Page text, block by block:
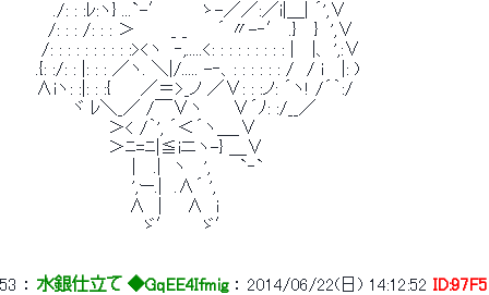
./: : :ﾚ:ヽ} ...`-′　　　ゝ-／／:／i|＿| ´',∨
/: : : /: : : ＞　　　_ _　 　´ 〃-‐′ .}　 }　',∨
/: : : : : : : : : :><ヽ　‐,.....<: : : : : : : : : |　 |、 ',:∨
.{: :/: : |: : : ／ヽ. ＼|/..... -‐、: : : : : : /　/ i　 |: )
∧iヽ: :|: : :{　　 ／＝>_ノ ／∨: : :ノ: ´ヽ! /´｀:/
ヾ ﾚ＼_／ /￣∨ヽ　　 ∨´ﾉ: :/__／
＞< /｀', ´＜´ヽ＿_∨
＞ﾆ=ﾆ|≦iニヽ-} ＿∨
|　 .|　ヽ　 ',　　 `‐`
',ー.|　.∧´ ',
∧　|　　∧　i
ゞ′　　 ゞ′
53 ： 水銀仕立て ◆GqEE4Ifmig ： 2014/06/22(日) 14:12:52